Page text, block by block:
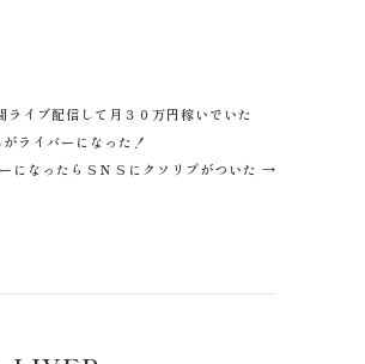
ライブ配信して月３０万円稼いでいた
ライバーになった！
になったらＳＮＳにクソリプがついた →